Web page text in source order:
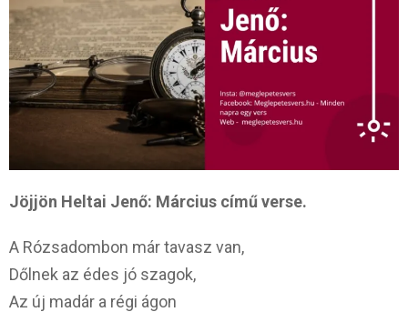
Jöjjön Heltai Jenő: Március című verse.
A Rózsadombon már tavasz van,
Dőlnek az édes jó szagok,
Az új madár a régi ágon